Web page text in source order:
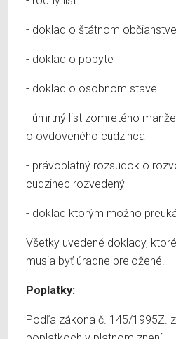
- doklad o štátnom občianstve
- doklad o pobyte
- doklad o osobnom stave
- úmrtný list zomretého
o ovdoveného cudzinca
- právoplatný rozsudok o
cudzinec rozvedený
- doklad ktorým možno
Všetky uvedené doklady,
musia byť úradne preložené.
Poplatky:
Podľa zákona č. 145/1995Z.